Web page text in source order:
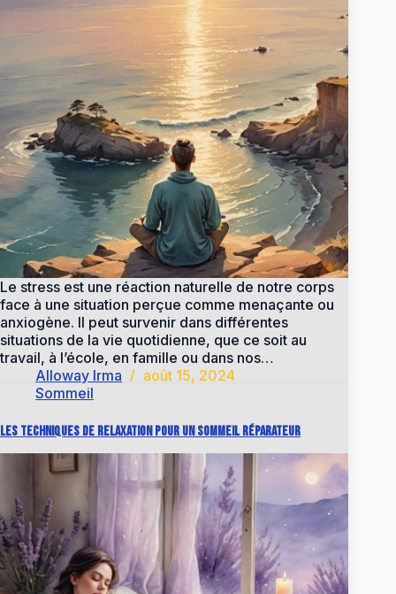
Le stress est une réaction naturelle de notre corps
face à une situation perçue comme menaçante ou
anxiogène. Il peut survenir dans différentes
situations de la vie quotidienne, que ce soit au
travail, à l’école, en famille ou dans nos…
Alloway Irma
août 15, 2024
Sommeil
Les techniques de relaxation pour un sommeil réparateur